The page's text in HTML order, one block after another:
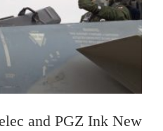
and PGZ Ink New